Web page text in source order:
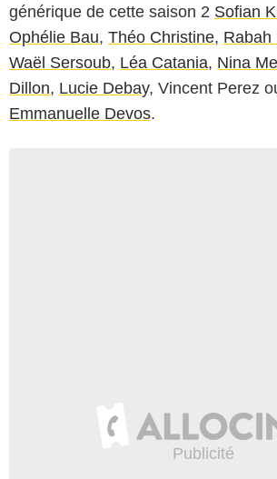
générique de cette saison 2 Sofian
Ophélie Bau, Théo Christine, Rabah
Waël Sersoub, Léa Catania, Nina
Dillon, Lucie Debay, Vincent Perez
Emmanuelle Devos.